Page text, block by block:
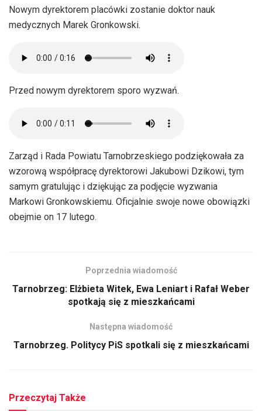
Nowym dyrektorem placówki zostanie doktor nauk
medycznych Marek Gronkowski.
Przed nowym dyrektorem sporo wyzwań.
Zarząd i Rada Powiatu Tarnobrzeskiego podziękowała za
wzorową współpracę dyrektorowi Jakubowi Dzikowi, tym
samym gratulując i dziękując za podjęcie wyzwania
Markowi Gronkowskiemu. Oficjalnie swoje nowe obowiązki
obejmie on 17 lutego.
Poprzednia wiadomość
Tarnobrzeg: Elżbieta Witek, Ewa Leniart i Rafał Weber
spotkają się z mieszkańcami
Następna wiadomość
Tarnobrzeg. Politycy PiS spotkali się z mieszkańcami
Przeczytaj Także